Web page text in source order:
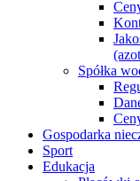
Spółka
Gospodarka
Sport
Edukacja